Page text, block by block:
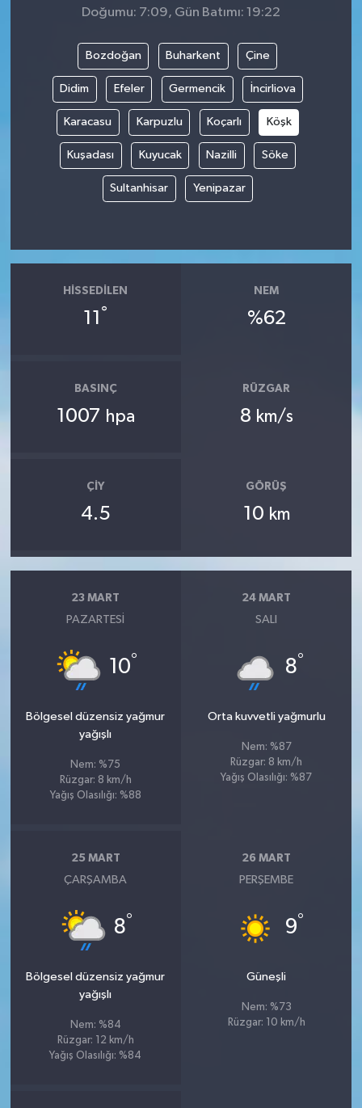
Doğumu: 7:09, Gün Batımı: 19:22
Bozdoğan Buharkent Çine
Didim Efeler Germencik İncirliova
Karacasu Karpuzlu Koçarlı Köşk
Kuşadası Kuyucak Nazilli Söke
Sultanhisar Yenipazar
HISSEDILEN
11 °
NEM
%62
BASINÇ
1007 hpa
RÜZGAR
8 km/s
ÇIY
4.5
GÖRÜŞ
10 km
23 MART
PAZARTESI
10°
Bölgesel düzensiz yağmur
yağışlı
Nem: %75
Rüzgar: 8 km/h
Yağış Olasılığı: %88
24 MART
SALI
8°
Orta kuvvetli yağmurlu
Nem: %87
Rüzgar: 8 km/h
Yağış Olasılığı: %87
25 MART
ÇARŞAMBA
8°
Bölgesel düzensiz yağmur
yağışlı
Nem: %84
Rüzgar: 12 km/h
Yağış Olasılığı: %84
26 MART
PERŞEMBE
9°
Güneşli
Nem: %73
Rüzgar: 10 km/h